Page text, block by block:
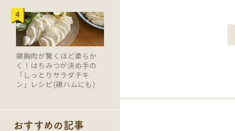
鶏胸肉が驚くほど柔らか
く！はちみつが決め手の
「しっとりサラダチキ
ン」レシピ(鶏ハムにも)
おすすめの記事